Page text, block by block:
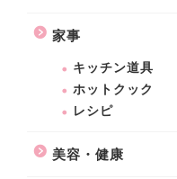
家事
キッチン道具
ホットクック
レシピ
美容・健康